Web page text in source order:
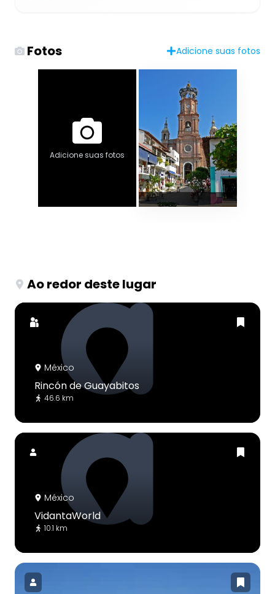
Fotos Adicione suas fotos
Adicione suas fotos
Ao redor deste lugar
México
Rincón de Guayabitos
46.6 km
México
VidantaWorld
10.1 km